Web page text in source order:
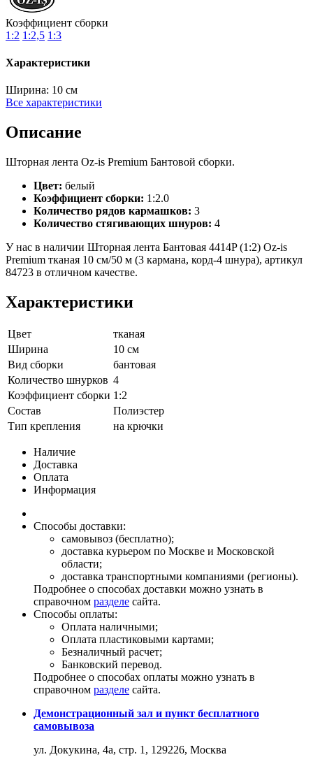
Коэффициент сборки
1:2 1:2,5 1:3
Характеристики
Ширина: 10 см
Все характеристики
Описание
Шторная лента Oz-is Premium Бантовой сборки.
Цвет: белый
Коэффициент сборки: 1:2.0
Количество рядов кармашков: 3
Количество стягивающих шнуров: 4
У нас в наличии Шторная лента Бантовая 4414P (1:2) Oz-is
Premium тканая 10 см/50 м (3 кармана, корд-4 шнура), артикул
84723 в отличном качестве.
Характеристики
Цвет
тканая
Ширина
10 см
Вид сборки
бантовая
Количество шнурков 4
Коэффициент сборки 1:2
Состав
Полиэстер
Тип крепления
на крючки
Наличие
Доставка
Оплата
Информация
Способы доставки:
самовывоз (бесплатно);
доставка курьером по Москве и Московской
области;
доставка транспортными компаниями (регионы).
Подробнее о способах доставки можно узнать в
справочном разделе сайта.
Способы оплаты:
Оплата наличными;
Оплата пластиковыми картами;
Безналичный расчет;
Банковский перевод.
Подробнее о способах оплаты можно узнать в
справочном разделе сайта.
Демонстрационный зал и пункт бесплатного
самовывоза
ул. Докукина, 4а, стр. 1, 129226, Москва